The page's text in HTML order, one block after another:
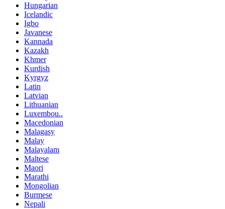
Hungarian
Icelandic
Igbo
Javanese
Kannada
Kazakh
Khmer
Kurdish
Kyrgyz
Latin
Latvian
Lithuanian
Luxembou..
Macedonian
Malagasy
Malay
Malayalam
Maltese
Maori
Marathi
Mongolian
Burmese
Nepali